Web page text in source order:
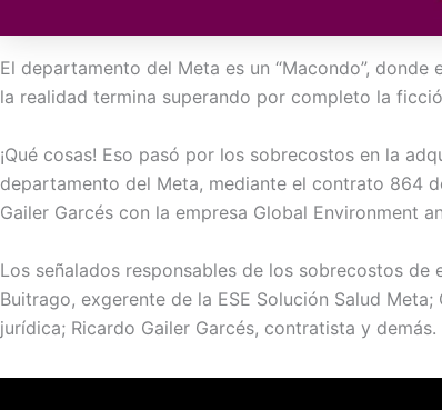
El departamento del Meta es un “Macondo”,
la realidad termina superando por completo la
¡Qué cosas! Eso pasó por los sobrecostos en la
departamento del Meta, mediante el contrato 864
Gailer Garcés con la empresa Global Environment
Los señalados responsables de los sobrecostos
Buitrago, exgerente de la ESE Solución Salud
jurídica; Ricardo Gailer Garcés, contratista y demás.